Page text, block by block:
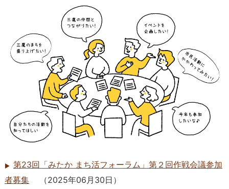
第23回「みたか まち活フォーラム」第２回作戦会議参加
者募集
（2025年06月30日 ）